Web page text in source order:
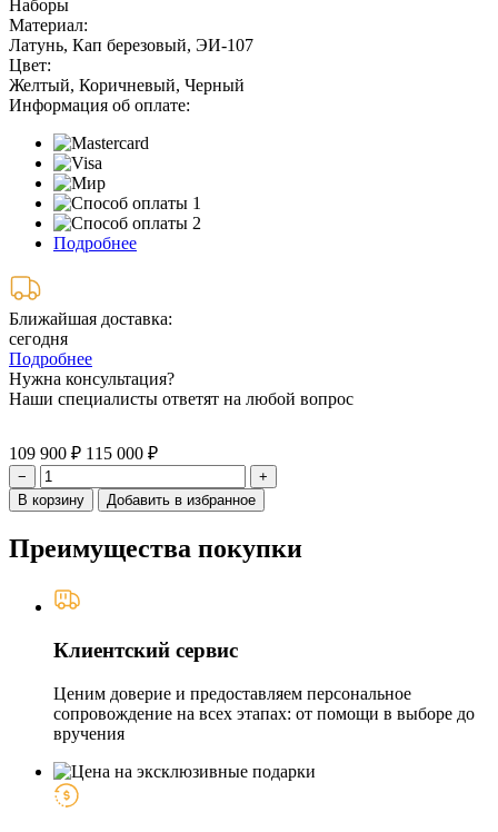
Наборы
Материал:
Латунь, Кап березовый, ЭИ-107
Цвет:
Желтый, Коричневый, Черный
Информация об оплате:
Подробнее
Ближайшая доставка:
сегодня
Подробнее
Нужна консультация?
Наши специалисты ответят на любой вопрос
109 900 ₽ 115 000 ₽
−
+
В корзину
Добавить в избранное
Преимущества покупки
Клиентский сервис
Ценим доверие и предоставляем персональное
сопровождение на всех этапах: от помощи в выборе до
вручения